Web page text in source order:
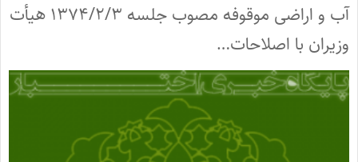
آب و اراضی موقوفه مصوب جلسه ۱۳۷۴/۲/۳ هیأت
وزیران با اصلاحات…